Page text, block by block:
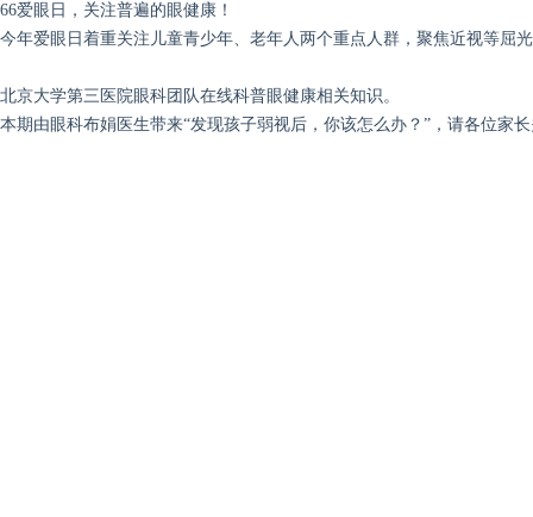
66爱眼日，关注普遍的眼健康！
今年爱眼日着重关注儿童青少年、老年人两个重点人群，聚焦近视等屈
北京大学第三医院眼科团队在线科普眼健康相关知识。
本期由眼科布娟医生带来“发现孩子弱视后，你该怎么办？”，请各位家